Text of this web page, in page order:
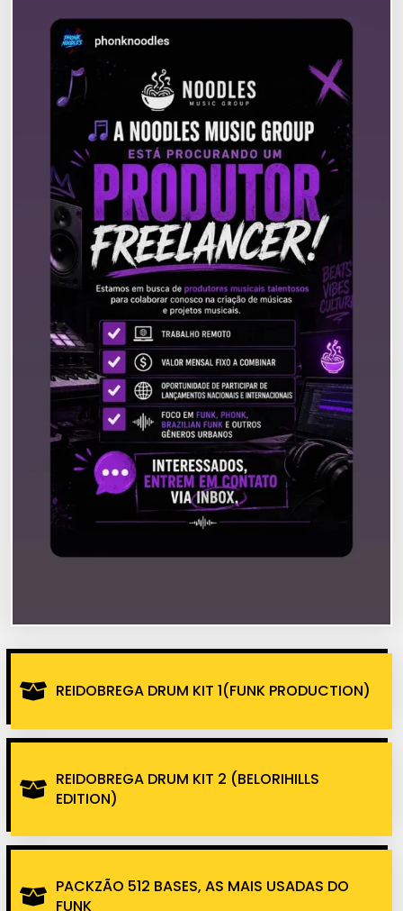
REIDOBREGA DRUM KIT 1(FUNK PRODUCTION)
REIDOBREGA DRUM KIT 2 (BELORIHILLS
EDITION)
PACKZÃO 512 BASES, AS MAIS USADAS DO
FUNK